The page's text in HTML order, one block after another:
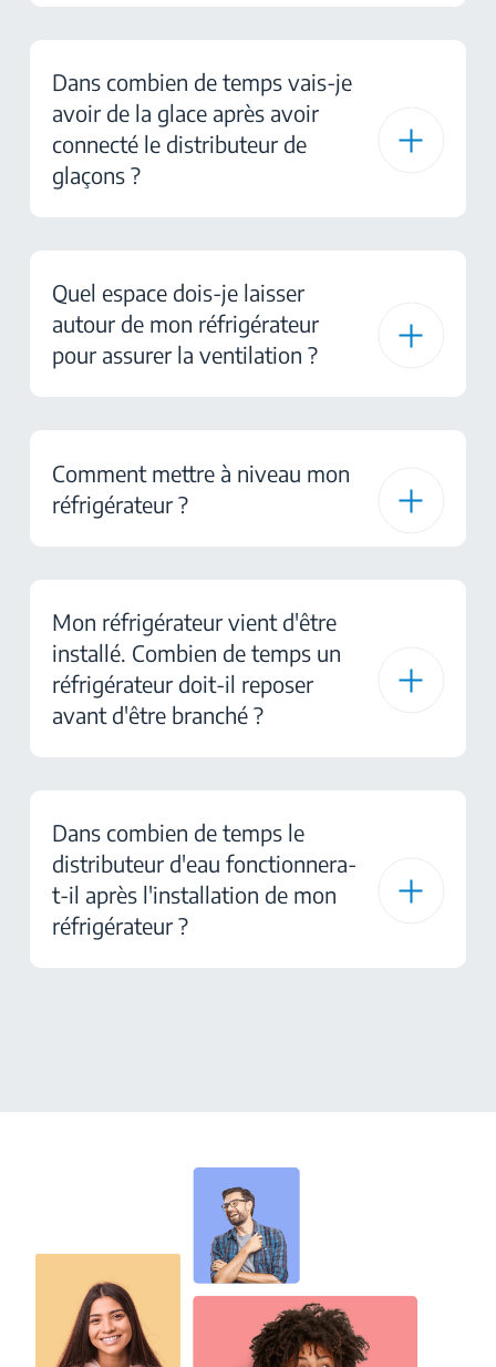
Dans combien de temps vais-je
avoir de la glace après avoir
connecté le distributeur de
glaçons ?
Quel espace dois-je laisser
autour de mon réfrigérateur
pour assurer la ventilation ?
Comment mettre à niveau mon
réfrigérateur ?
Mon réfrigérateur vient d'être
installé. Combien de temps un
réfrigérateur doit-il reposer
avant d'être branché ?
Dans combien de temps le
distributeur d'eau fonctionnera-
t-il après l'installation de mon
réfrigérateur ?